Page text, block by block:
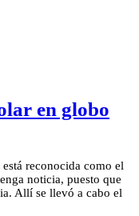
en globo
reconocida como el
noticia, puesto que
Allí se llevó a cabo el